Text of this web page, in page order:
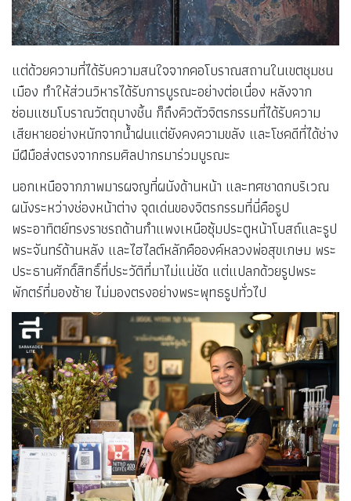
แต่ด้วยความที่ได้รับความสนใจจากคอโบราณสถานในเขตชุมชน
เมือง ทำให้ส่วนวิหารได้รับการบูรณะอย่างต่อเนื่อง หลังจาก
ซ่อมแซมโบราณวัตถุบางชิ้น ก็ถึงคิวตัวจิตรกรรมที่ได้รับความ
เสียหายอย่างหนักจากน้ำฝนแต่ยังคงความขลัง และโชคดีที่ได้ช่าง
มีฝีมือส่งตรงจากกรมศิลปากรมาร่วมบูรณะ
นอกเหนือจากภาพมารผจญที่ผนังด้านหน้า และทศชาดกบริเวณ
ผนังระหว่างช่องหน้าต่าง จุดเด่นของจิตรกรรมที่นี่คือรูป
พระอาทิตย์ทรงราชรถด้านกำแพงเหนือซุ้มประตูหน้าโบสถ์และรูป
พระจันทร์ด้านหลัง และไฮไลต์หลักคือองค์หลวงพ่อสุขเกษม พระ
ประธานศักดิ์สิทธิ์ที่ประวัติที่มาไม่แน่ชัด แต่แปลกด้วยรูปพระ
พักตร์ที่มองซ้าย ไม่มองตรงอย่างพระพุทธรูปทั่วไป